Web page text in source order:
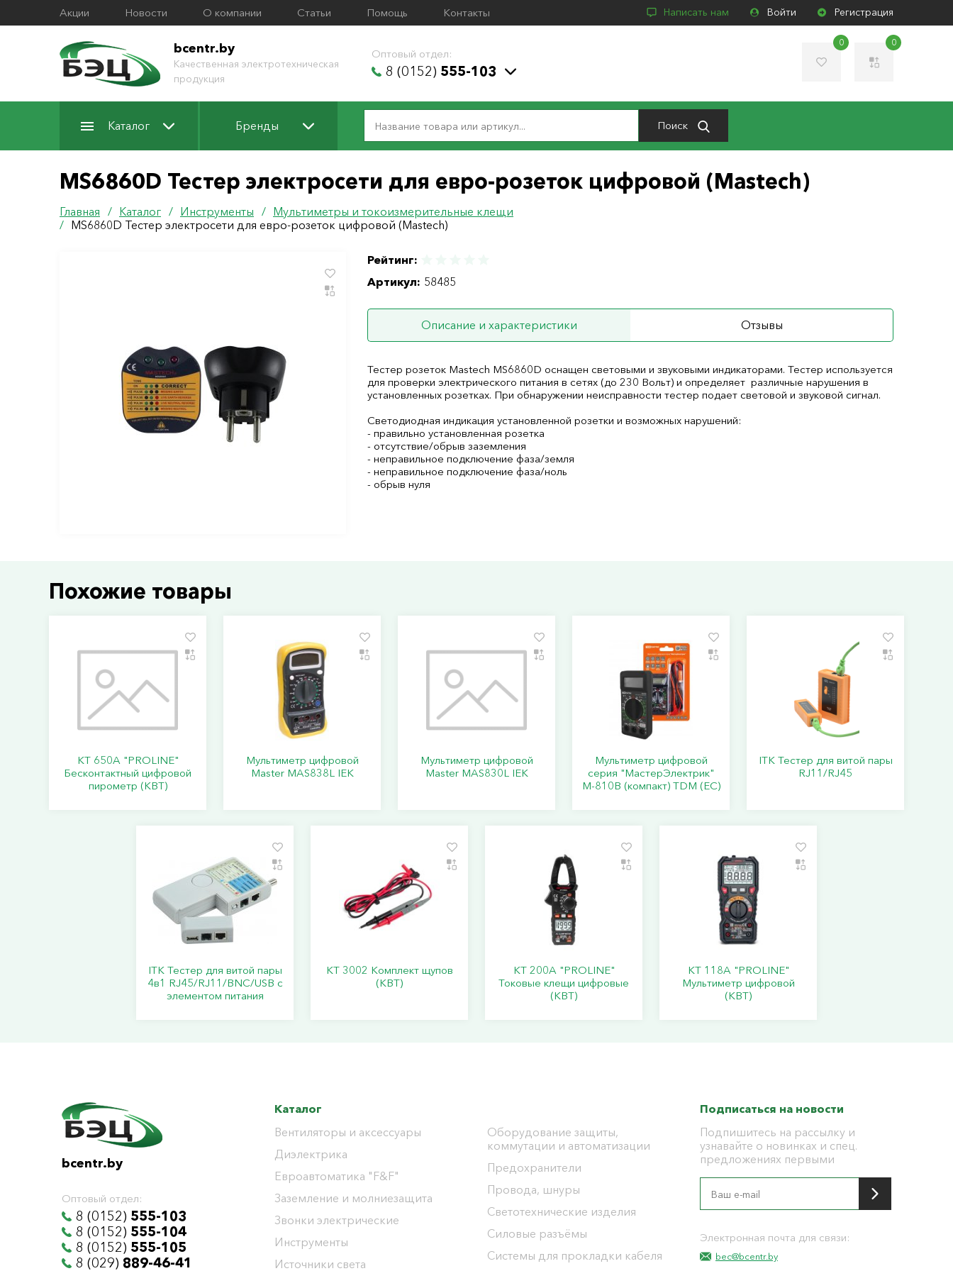
Акции Новости О компании Статьи Помощь Контакты Написать нам Войти Регистрация
bcentr.by
Качественная электротехническая
продукция
Оптовый отдел:
8 (0152) 555-103
0 0
Каталог Бренды Поиск
MS6860D Тестер электросети для евро-розеток цифровой (Mastech)
Главная / Каталог / Инструменты / Мультиметры и токоизмерительные клещи
/ MS6860D Тестер электросети для евро-розеток цифровой (Mastech)
Рейтинг:
Артикул: 58485
Описание и характеристики Отзывы
Тестер розеток Mastech MS6860D оснащен световыми и звуковыми индикаторами. Тестер используется
для проверки электрического питания в сетях (до 230 Вольт) и определяет различные нарушения в
установленных розетках. При обнаружении неисправности тестер подает световой и звуковой сигнал.
Светодиодная индикация установленной розетки и возможных нарушений:
- правильно установленная розетка
- отсутствие/обрыв заземления
- неправильное подключение фаза/земля
- неправильное подключение фаза/ноль
- обрыв нуля
Похожие товары
KT 650A "PROLINE"
Бесконтактный цифровой
пирометр (КВТ)
Мультиметр цифровой
Master MAS838L IEK
Мультиметр цифровой
Master MAS830L IEK
Мультиметр цифровой
серия "МастерЭлектрик"
М-810В (компакт) TDM (ЕС)
ITK Тестер для витой пары
RJ11/RJ45
ITK Тестер для витой пары
4в1 RJ45/RJ11/BNC/USB с
элементом питания
KT 3002 Комплект щупов
(КВТ)
KT 200A "PROLINE"
Токовые клещи цифровые
(КВТ)
KT 118A "PROLINE"
Мультиметр цифровой
(КВТ)
bcentr.by
Оптовый отдел:
8 (0152) 555-103
8 (0152) 555-104
8 (0152) 555-105
8 (029) 889-46-41
Каталог
Вентиляторы и аксессуары
Диэлектрика
Евроавтоматика "F&F"
Заземление и молниезащита
Звонки электрические
Инструменты
Источники света
Оборудование защиты,
коммутации и автоматизации
Предохранители
Провода, шнуры
Светотехнические изделия
Силовые разъёмы
Системы для прокладки кабеля
Подписаться на новости
Подпишитесь на рассылку и
узнавайте о новинках и спец.
предложениях первыми
Электронная почта для связи:
bec@bcentr.by